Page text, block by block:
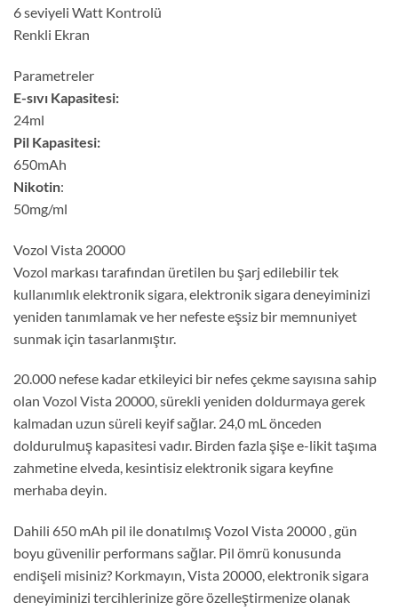
6 seviyeli Watt Kontrolü
Renkli Ekran
Parametreler
E-sıvı Kapasitesi:
24ml
Pil Kapasitesi:
650mAh
Nikotin:
50mg/ml
Vozol Vista 20000
Vozol markası tarafından üretilen bu şarj edilebilir tek
kullanımlık elektronik sigara, elektronik sigara deneyiminizi
yeniden tanımlamak ve her nefeste eşsiz bir memnuniyet
sunmak için tasarlanmıştır.
20.000 nefese kadar etkileyici bir nefes çekme sayısına sahip
olan Vozol Vista 20000, sürekli yeniden doldurmaya gerek
kalmadan uzun süreli keyif sağlar. 24,0 mL önceden
doldurulmuş kapasitesi vadır. Birden fazla şişe e-likit taşıma
zahmetine elveda, kesintisiz elektronik sigara keyfine
merhaba deyin.
Dahili 650 mAh pil ile donatılmış Vozol Vista 20000 , gün
boyu güvenilir performans sağlar. Pil ömrü konusunda
endişeli misiniz? Korkmayın, Vista 20000, elektronik sigara
deneyiminizi tercihlerinize göre özelleştirmenize olanak